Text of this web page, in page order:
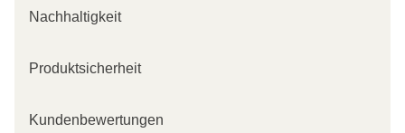
Nachhaltigkeit
Produktsicherheit
Kundenbewertungen